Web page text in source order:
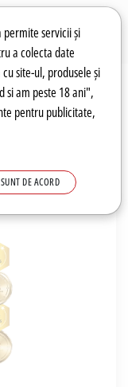
servicii și
a colecta date
site-ul, produsele și
si am peste 18 ani",
pentru publicitate,
DE ACORD
Autentificare